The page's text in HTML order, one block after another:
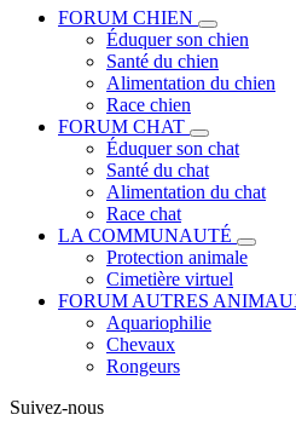
FORUM CHIEN
Éduquer son chien
Santé du chien
Alimentation du chien
Race chien
FORUM CHAT
Éduquer son chat
Santé du chat
Alimentation du chat
Race chat
LA COMMUNAUTÉ
Protection animale
Cimetière virtuel
FORUM AUTRES
Aquariophilie
Chevaux
Rongeurs
Suivez-nous